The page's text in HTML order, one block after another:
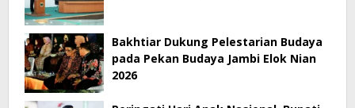
Bakhtiar Dukung Pelestarian Budaya
pada Pekan Budaya Jambi Elok Nian
2026